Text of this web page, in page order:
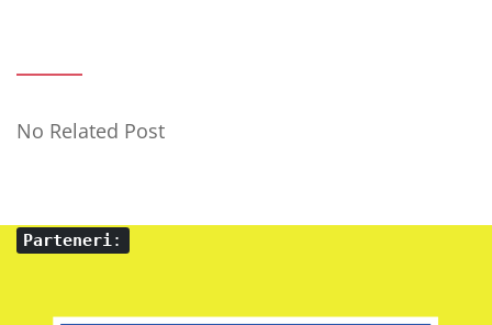
No Related Post
Parteneri: